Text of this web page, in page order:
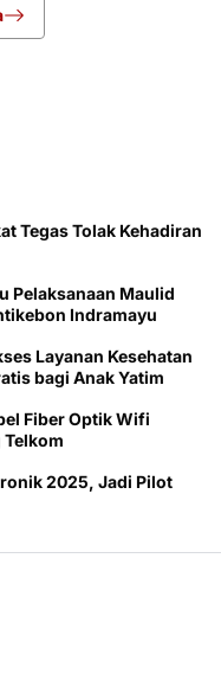
Tegas Tolak Kehadiran
Pelaksanaan Maulid
Indramayu
Layanan Kesehatan
bagi Anak Yatim
Fiber Optik Wifi
2025, Jadi Pilot